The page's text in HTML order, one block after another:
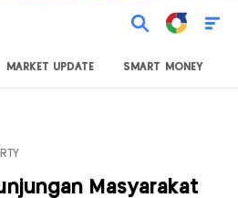
MARKET UPDATE SMART MONEY
Masyarakat